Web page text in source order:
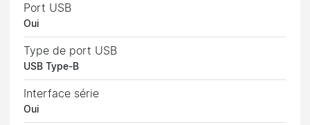
Port USB
Oui
Type de port USB
USB Type-B
Interface série
Oui